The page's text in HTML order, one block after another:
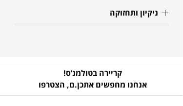
ניקיון ותחזוקה
קריירה בטולמנ’ס!
אנחנו מחפשים אתכן.ם, הצטרפו